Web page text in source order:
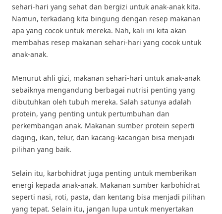
sehari-hari yang sehat dan bergizi untuk anak-anak kita.
Namun, terkadang kita bingung dengan resep makanan
apa yang cocok untuk mereka. Nah, kali ini kita akan
membahas resep makanan sehari-hari yang cocok untuk
anak-anak.
Menurut ahli gizi, makanan sehari-hari untuk anak-anak
sebaiknya mengandung berbagai nutrisi penting yang
dibutuhkan oleh tubuh mereka. Salah satunya adalah
protein, yang penting untuk pertumbuhan dan
perkembangan anak. Makanan sumber protein seperti
daging, ikan, telur, dan kacang-kacangan bisa menjadi
pilihan yang baik.
Selain itu, karbohidrat juga penting untuk memberikan
energi kepada anak-anak. Makanan sumber karbohidrat
seperti nasi, roti, pasta, dan kentang bisa menjadi pilihan
yang tepat. Selain itu, jangan lupa untuk menyertakan